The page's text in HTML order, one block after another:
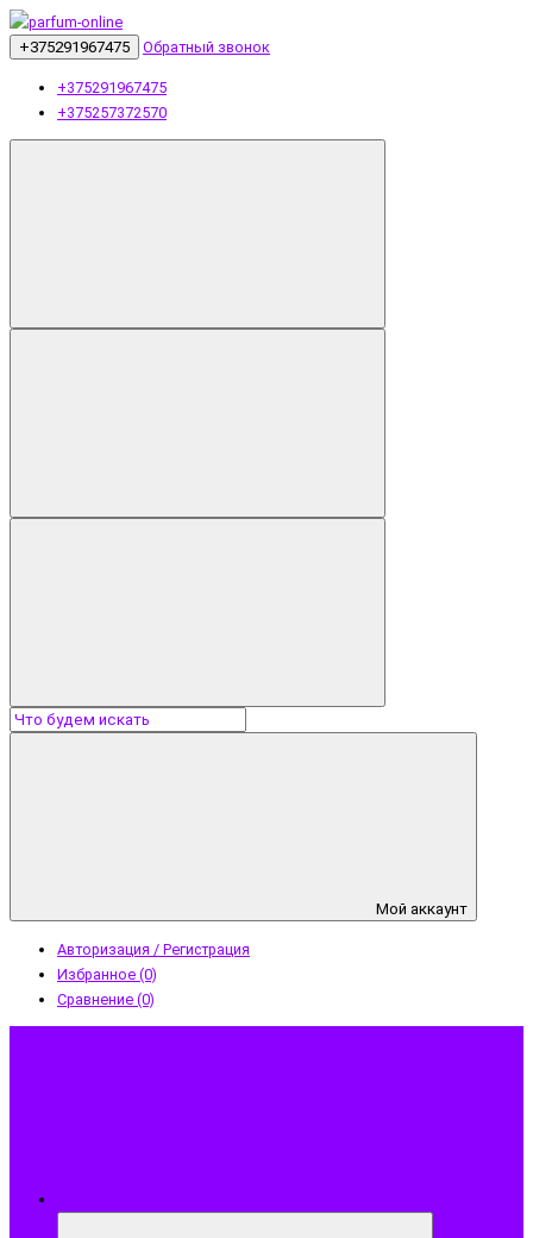
+375291967475 Обратный звонок
+375291967475
+375257372570
Мой аккаунт
Авторизация / Регистрация
Избранное (0)
Сравнение (0)